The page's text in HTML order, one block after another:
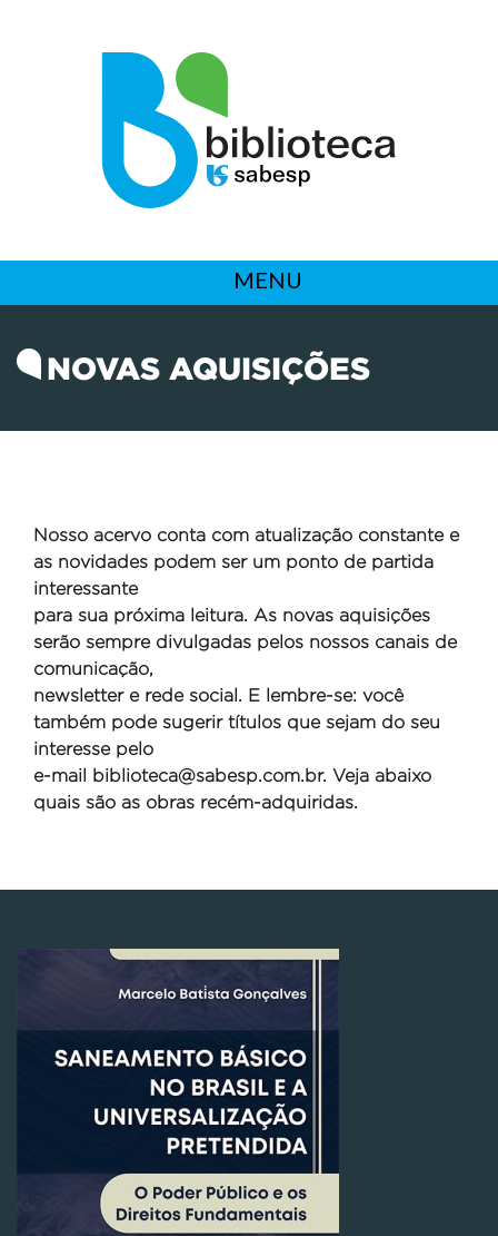
MENU
NOVAS AQUISIÇÕES
Nosso acervo conta com atualização constante e
as novidades podem ser um ponto de partida
interessante
para sua próxima leitura. As novas aquisições
serão sempre divulgadas pelos nossos canais de
comunicação,
newsletter e rede social. E lembre-se: você
também pode sugerir títulos que sejam do seu
interesse pelo
e-mail
biblioteca@sabesp.com.br. Veja abaixo
quais são as obras recém-adquiridas.